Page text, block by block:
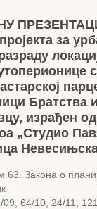
за
Братства
израђен
„Студио
63. Закона о
09, 64/10, 24/11,